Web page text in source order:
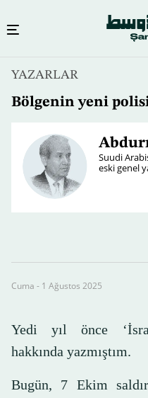
YAZARLAR
Bölgenin yeni
Suudi
eski genel
Cuma - 1 Ağustos 2025
Yedi yıl önce
hakkında yazmıştım.
Bugün, 7 Ekim